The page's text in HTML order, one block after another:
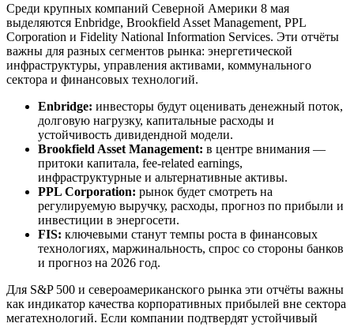
Среди крупных компаний Северной Америки 8 мая
выделяются Enbridge, Brookfield Asset Management, PPL
Corporation и Fidelity National Information Services. Эти отчёты
важны для разных сегментов рынка: энергетической
инфраструктуры, управления активами, коммунального
сектора и финансовых технологий.
Enbridge: инвесторы будут оценивать денежный поток,
долговую нагрузку, капитальные расходы и
устойчивость дивидендной модели.
Brookfield Asset Management: в центре внимания —
притоки капитала, fee-related earnings,
инфраструктурные и альтернативные активы.
PPL Corporation: рынок будет смотреть на
регулируемую выручку, расходы, прогноз по прибыли и
инвестиции в энергосети.
FIS: ключевыми станут темпы роста в финансовых
технологиях, маржинальность, спрос со стороны банков
и прогноз на 2026 год.
Для S&P 500 и североамериканского рынка эти отчёты важны
как индикатор качества корпоративных прибылей вне сектора
мегатехнологий. Если компании подтвердят устойчивый